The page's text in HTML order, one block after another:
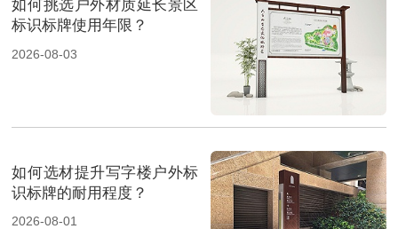
如何挑选户外材质延长景区
标识标牌使用年限？
2026-08-03
如何选材提升写字楼户外标
识标牌的耐用程度？
2026-08-01